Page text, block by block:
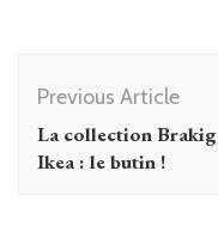
Navigation
Previous Article
La collection Brakig
Ikea : le butin !